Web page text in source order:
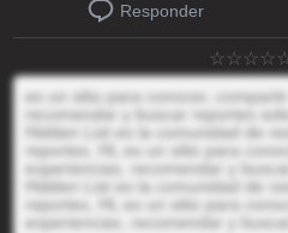
Responder
es un sitio para conocer,
recomendar y buscar reportes
Hidden List es la comunidad de
reportes, HL es un sitio para
experiencias, recomendar y
Hidden List es la comunidad de
reportes, HL es un sitio para
experiencias, recomendar y